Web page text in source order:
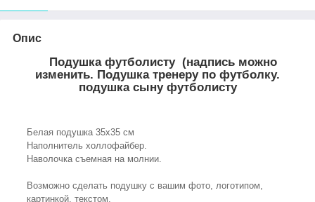
Опис
Подушка футболисту (надпись можно
изменить. Подушка тренеру по футболку.
подушка сыну футболисту
Белая подушка 35х35 см
Наполнитель холлофайбер.
Наволочка съемная на молнии.
Возможно сделать подушку с вашим фото, логотипом,
картинкой, текстом.